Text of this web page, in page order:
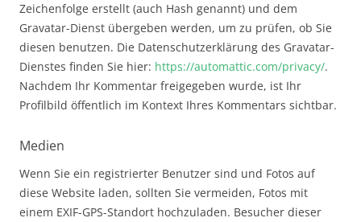
Zeichenfolge erstellt (auch Hash genannt) und dem
Gravatar-Dienst übergeben werden, um zu prüfen, ob Sie
diesen benutzen. Die Datenschutzerklärung des Gravatar-
Dienstes finden Sie hier: https://automattic.com/privacy/.
Nachdem Ihr Kommentar freigegeben wurde, ist Ihr
Profilbild öffentlich im Kontext Ihres Kommentars sichtbar.
Medien
Wenn Sie ein registrierter Benutzer sind und Fotos auf
diese Website laden, sollten Sie vermeiden, Fotos mit
einem EXIF-GPS-Standort hochzuladen. Besucher dieser